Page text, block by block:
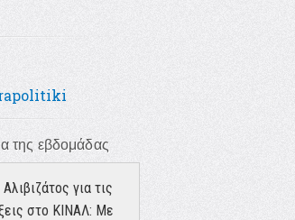
της εβδομάδας
για τις
στο ΚΙΝΑΛ: Με